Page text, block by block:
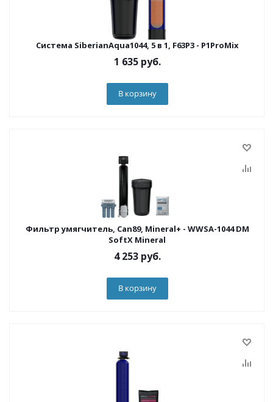
Система SiberianAqua1044, 5 в 1, F63P3 - P1ProMix
1 635руб.
В корзину
Фильтр умягчитель, Can89, Mineral+ - WWSA-1044 DM
SoftX Mineral
4 253руб.
В корзину